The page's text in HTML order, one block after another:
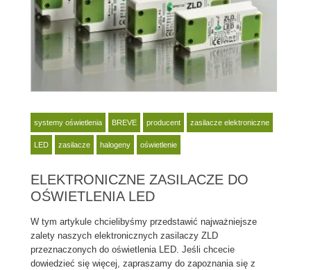
systemy oświetlenia BREVE producent zasilacze elektroniczne
LED zasilacze halogeny oświetlenie
ELEKTRONICZNE ZASILACZE DO
OŚWIETLENIA LED
W tym artykule chcielibyśmy przedstawić najważniejsze
zalety naszych elektronicznych zasilaczy ZLD
przeznaczonych do oświetlenia LED. Jeśli chcecie
dowiedzieć się więcej, zapraszamy do zapoznania się z